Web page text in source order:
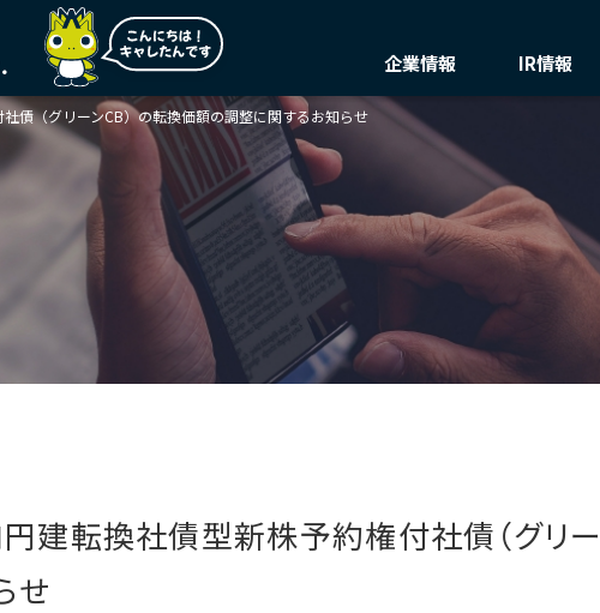
企業情報
トップメッセージ
会社概要・役員一覧
総合インフラサービスの未来
ガバナンス
IR情報
株主・投資家の皆様へ
中期経営計画(FY27)
説明会動
IRニュ
トップメッセージ
サステナビリティ
ステートメント
マテリアリティ・KPI
事業セグメント紹介
ビジネスモデルと
イニシアチブへの賛同・
加盟/評価・認定
環境
環境マネジメント
気候変動
循環経済
汚染防止
自然再興
生物多様性タイムライ
債（グリーンCB）の転換価額の調整に関するお知らせ
建転換社債型新株予約権付社債（グリ
せ